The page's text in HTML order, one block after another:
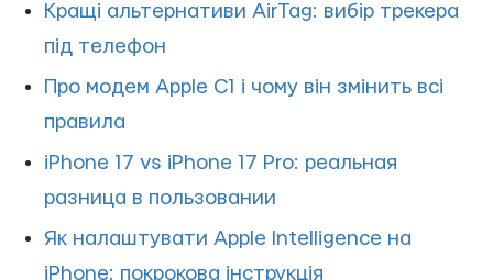
Кращі альтернативи AirTag: вибір трекера
під телефон
Про модем Apple C1 і чому він змінить всі
правила
iPhone 17 vs iPhone 17 Pro: реальная
разница в пользовании
Як налаштувати Apple Intelligence на
iPhone: покрокова інструкція